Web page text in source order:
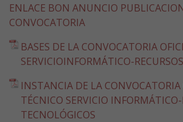
ENLACE BON ANUNCIO
CONVOCATORIA
BASES DE LA CONVOCATORIA
SERVICIOINFORMÁTICO-
INSTANCIA DE LA CONVOCATORIA
TÉCNICO SERVICIO INFORMÁTICO-
TECNOLÓGICOS